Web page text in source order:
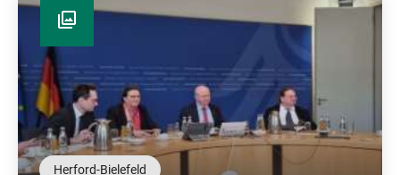
Herford-Bielefeld